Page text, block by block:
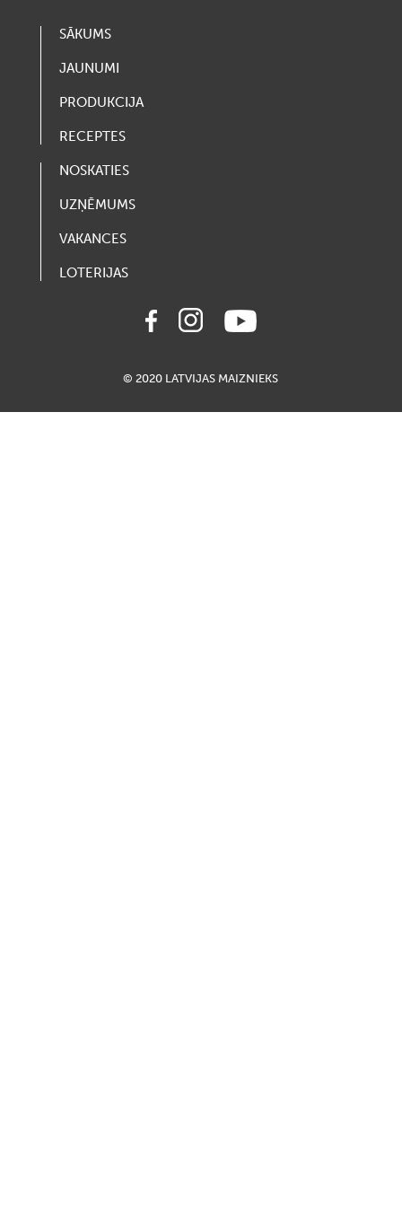
SĀKUMS
JAUNUMI
PRODUKCIJA
RECEPTES
NOSKATIES
UZŅĒMUMS
VAKANCES
LOTERIJAS
© 2020 LATVIJAS MAIZNIEKS